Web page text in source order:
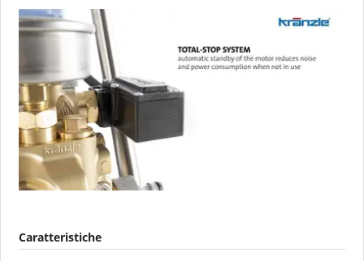
Caratteristiche